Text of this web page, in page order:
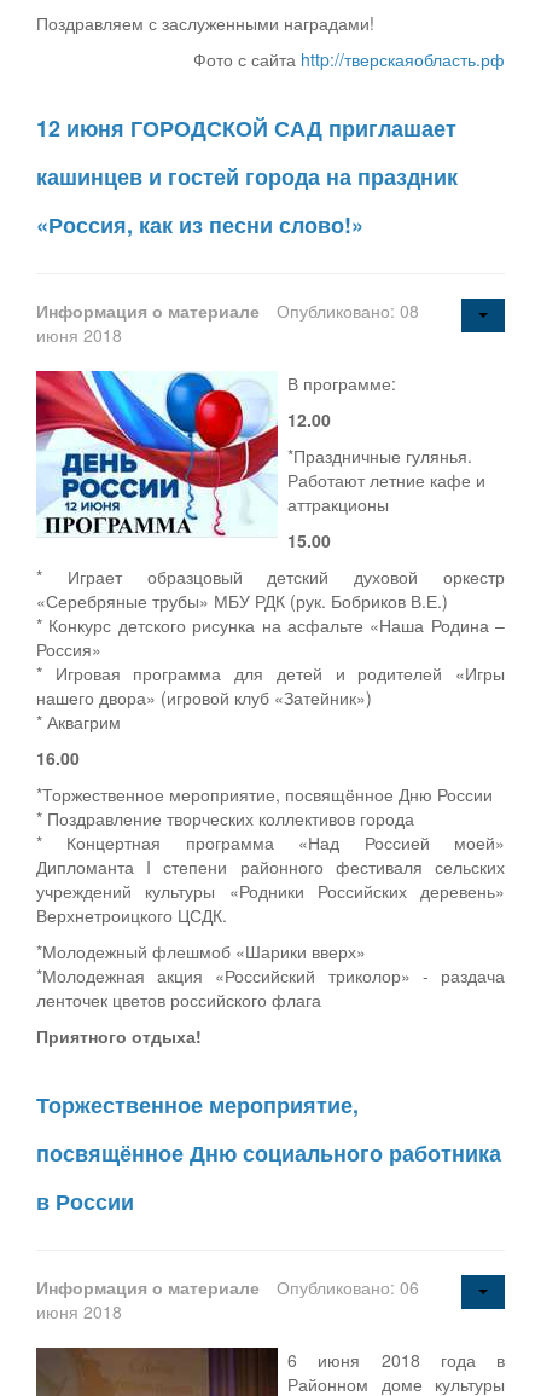
Поздравляем с заслуженными наградами!
Фото с сайта http://тверскаяобласть.рф
12 июня ГОРОДСКОЙ САД приглашает
кашинцев и гостей города на праздник
«Россия, как из песни слово!»
Информация о материале
Опубликовано: 08
июня 2018
В программе:
12.00
*Праздничные гулянья.
Работают летние кафе и
аттракционы
15.00
* Играет образцовый детский духовой оркестр
«Серебряные трубы» МБУ РДК (рук. Бобриков В.Е.)
* Конкурс детского рисунка на асфальте «Наша Родина –
Россия»
* Игровая программа для детей и родителей «Игры
нашего двора» (игровой клуб «Затейник»)
* Аквагрим
16.00
*Торжественное мероприятие, посвящённое Дню России
* Поздравление творческих коллективов города
* Концертная программа «Над Россией моей»
Дипломанта I степени районного фестиваля сельских
учреждений культуры «Родники Российских деревень»
Верхнетроицкого ЦСДК.
*Молодежный флешмоб «Шарики вверх»
*Молодежная акция «Российский триколор» - раздача
ленточек цветов российского флага
Приятного отдыха!
Торжественное мероприятие,
посвящённое Дню социального работника
в России
Информация о материале
Опубликовано: 06
июня 2018
6 июня 2018 года в
Районном доме культуры